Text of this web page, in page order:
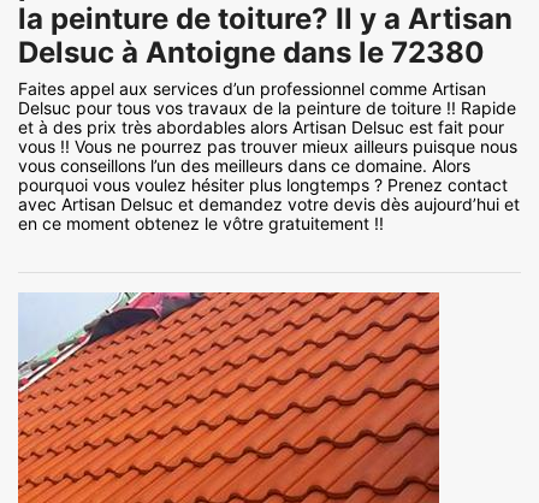
la peinture de toiture? Il y a Artisan
Delsuc à Antoigne dans le 72380
Faites appel aux services d’un professionnel comme Artisan
Delsuc pour tous vos travaux de la peinture de toiture !! Rapide
et à des prix très abordables alors Artisan Delsuc est fait pour
vous !! Vous ne pourrez pas trouver mieux ailleurs puisque nous
vous conseillons l’un des meilleurs dans ce domaine. Alors
pourquoi vous voulez hésiter plus longtemps ? Prenez contact
avec Artisan Delsuc et demandez votre devis dès aujourd’hui et
en ce moment obtenez le vôtre gratuitement !!